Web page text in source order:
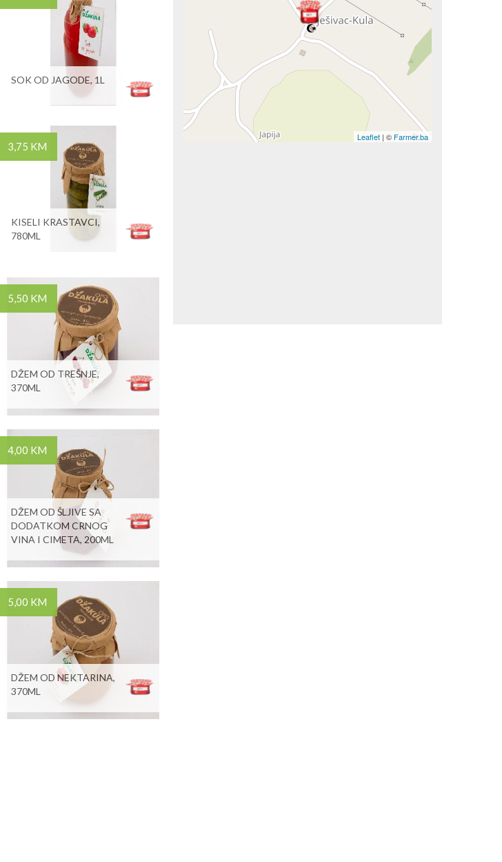
SOK OD JAGODE, 1L
3,75 KM
KISELI KRASTAVCI,
780ML
5,50 KM
DŽEM OD TREŠNJE,
370ML
4,00 KM
DŽEM OD ŠLJIVE SA
DODATKOM CRNOG
VINA I CIMETA, 200ML
5,00 KM
DŽEM OD NEKTARINA,
370ML
Leaflet | © Farmer.ba